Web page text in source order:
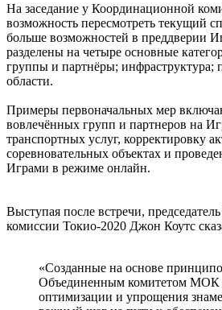
На заседание у Координационной
возможность пересмотреть текущий
больше возможностей в преддверии
разделены на четыре основные
группы и партнёры; инфраструктура;
области.
Примеры первоначальных мер
вовлечённых групп и партнеров на
транспортных услуг, корректировку
соревновательных объектах и
Играми в режиме онлайн.
Выступая после встречи,
комиссии Токио-2020 Джон Коутс
«Созданные на основе
Объединенным комитетом МОК
оптимизации и упрощения